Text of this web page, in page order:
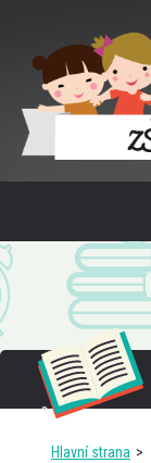
2018
Hlavní strana